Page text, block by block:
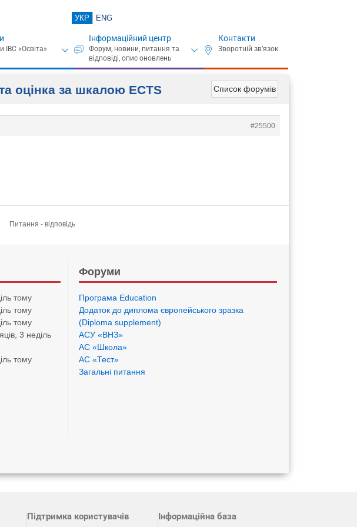
УКР ENG
Інформаційний центр Контакти
Список форумів
оцінка за шкалою ECTS
#25500
Питання - відповідь
тому
тому
тому
3 неділь
тому
Форуми
Програма Eduсation
Додаток до диплома європейського зразка
(Diploma supplement)
АСУ «ВНЗ»
АС «Школа»
АС «Тест»
Загальні питання
Підтримка користувачів Інформаційна база